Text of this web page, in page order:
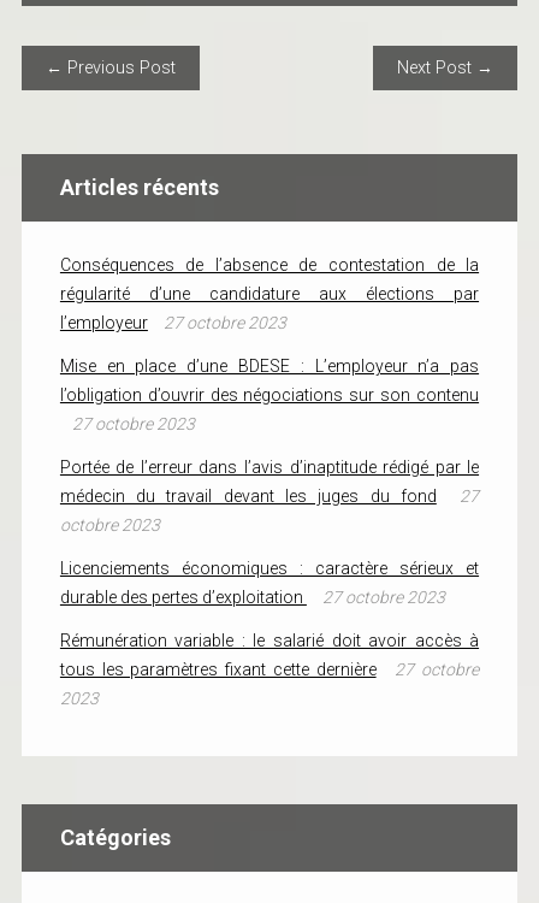
POST NAVIGATION
← Previous Post Next Post →
Articles récents
Conséquences de l’absence de contestation de la
régularité d’une candidature aux élections par
l’employeur
27 octobre 2023
Mise en place d’une BDESE : L’employeur n’a pas
l’obligation d’ouvrir des négociations sur son contenu
27 octobre 2023
Portée de l’erreur dans l’avis d’inaptitude rédigé par le
médecin du travail devant les juges du fond
27
octobre 2023
Licenciements économiques : caractère sérieux et
durable des pertes d’exploitation
27 octobre 2023
Rémunération variable : le salarié doit avoir accès à
tous les paramètres fixant cette dernière
27 octobre
2023
Catégories